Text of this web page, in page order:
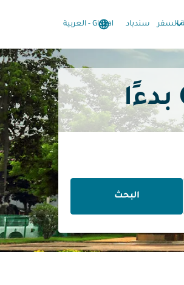
السفر سندباد language
Global
- العربية keyboard_arrow_down
البحث